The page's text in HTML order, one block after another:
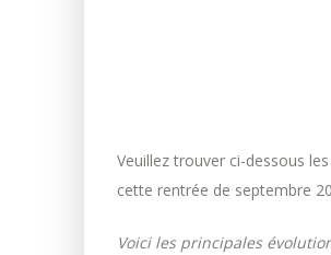
Veuillez trouver ci-dessous
cette rentrée de septembre
Voici les principales